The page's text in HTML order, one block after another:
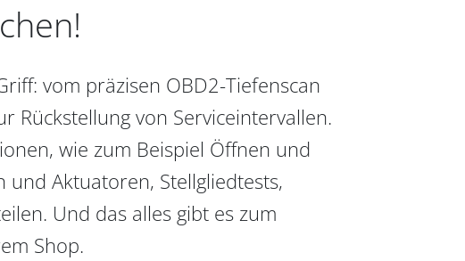
vom präzisen OBD2-Tiefenscan
Rückstellung von Serviceintervallen.
wie zum Beispiel Öffnen und
Aktuatoren, Stellgliedtests,
Und das alles gibt es zum
Shop.